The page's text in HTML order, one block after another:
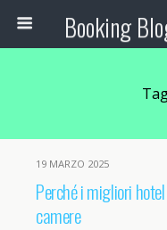
19 MARZO 2025
Perché i migliori
camere